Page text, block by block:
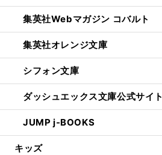
集英社Webマガジン コバルト
集英社オレンジ文庫
シフォン文庫
ダッシュエックス文庫公式サイト
JUMP j-BOOKS
キッズ